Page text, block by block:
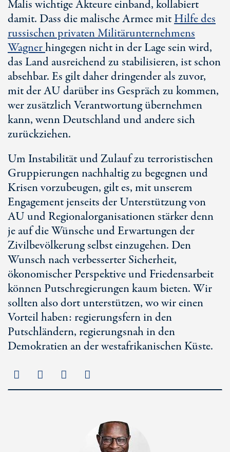
Malis wichtige Akteure einband, kollabiert
damit. Dass die malische Armee mitHilfe des
russischen privaten Militärunternehmens
Wagnerhingegen nicht in der Lage sein wird,
das Land ausreichend zu stabilisieren, ist schon
absehbar. Es gilt daher dringender als zuvor,
mit der AU darüber ins Gespräch zu kommen,
wer zusätzlich Verantwortung übernehmen
kann, wenn Deutschland und andere sich
zurückziehen.
Um Instabilität und Zulauf zu terroristischen
Gruppierungen nachhaltig zu begegnen und
Krisen vorzubeugen, gilt es, mit unserem
Engagement jenseits der Unterstützung von
AU und Regionalorganisationen stärker denn
je auf die Wünsche und Erwartungen der
Zivilbevölkerung selbst einzugehen. Den
Wunsch nach verbesserter Sicherheit,
ökonomischer Perspektive und Friedensarbeit
können Putschregierungen kaum bieten. Wir
sollten also dort unterstützen, wo wir einen
Vorteil haben: regierungsfern in den
Putschländern, regierungsnah in den
Demokratien an der westafrikanischen Küste.